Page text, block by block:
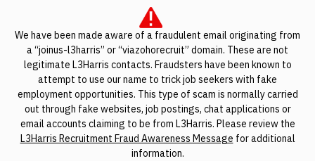
We have been made aware of a fraudulent email originating from
a “joinus-l3harris” or “viazohorecruit” domain. These are not
legitimate L3Harris contacts. Fraudsters have been known to
attempt to use our name to trick job seekers with fake
employment opportunities. This type of scam is normally carried
out through fake websites, job postings, chat applications or
email accounts claiming to be from L3Harris. Please review the
L3Harris Recruitment Fraud Awareness Message for additional
information.